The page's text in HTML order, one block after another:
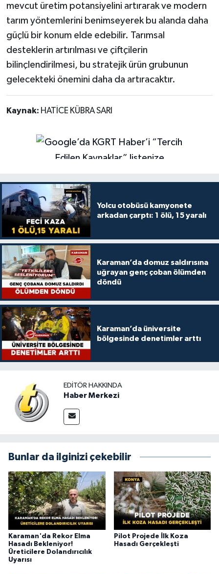
mevcut üretim potansiyelini artırarak ve modern
tarım yöntemlerini benimseyerek bu alanda daha
güçlü bir konum elde edebilir. Tarımsal
desteklerin artırılması ve çiftçilerin
bilinçlendirilmesi, bu stratejik ürün grubunun
gelecekteki önemini daha da artıracaktır.
Kaynak: HATİCE KÜBRA SARI
Yolcu otobüsü kamyonete
arkadan çarptı: 1 ölü, 15 yaralı
Karaman’da domuz saldırısına
uğrayan genç çoban ölümden
döndü
Karaman’da üniversite
bölgesinde denetimler arttı
EDITÖR HAKKINDA
Haber Merkezi
Bunlar da ilginizi çekebilir
Karaman'da Rekor Elma
Hasadı Bekleniyor!
Üreticilere Dolandırıcılık
Uyarısı
Pilot Projede İlk Koza
Hasadı Gerçekleşti